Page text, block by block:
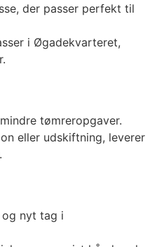
der passer perfekt til
i Øgadekvarteret,
tømreropgaver.
eller udskiftning, leverer
nyt tag i